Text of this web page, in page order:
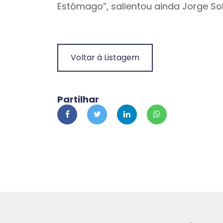
Estômago”, salientou ainda Jorge
Voltar à Listagem
Partilhar